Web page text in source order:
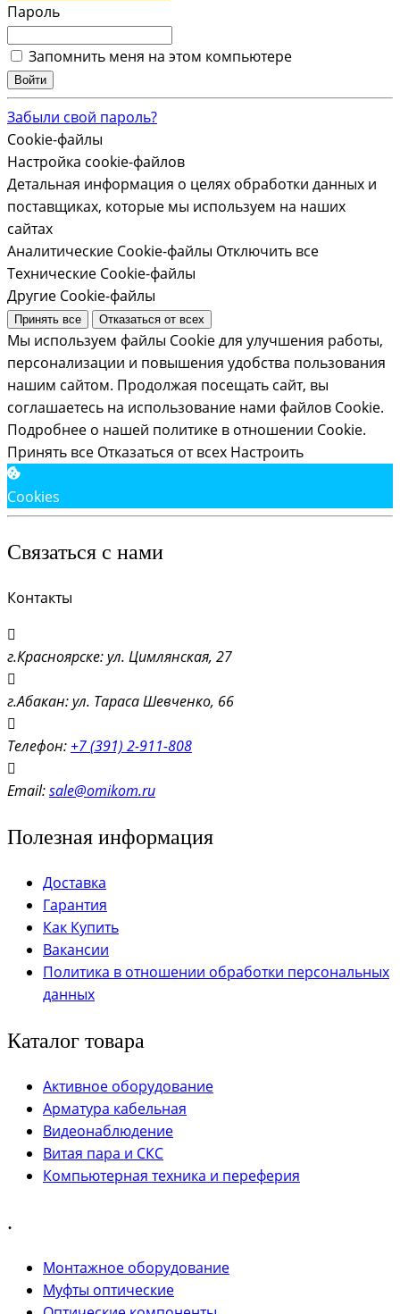
Пароль
Запомнить меня на этом компьютере
Забыли свой пароль?
Cookie-файлы
Настройка cookie-файлов
Детальная информация о целях обработки данных и
поставщиках, которые мы используем на наших
сайтах
Аналитические Cookie-файлы Отключить все
Технические Cookie-файлы
Другие Cookie-файлы
Принять все Отказаться от всех
Мы используем файлы Cookie для улучшения работы,
персонализации и повышения удобства пользования
нашим сайтом. Продолжая посещать сайт, вы
соглашаетесь на использование нами файлов Cookie.
Подробнее о нашей политике в отношении Cookie.
Принять все Отказаться от всех Настроить
Cookies
Связаться с нами
Контакты
г.Красноярске: ул. Цимлянская, 27
г.Абакан: ул. Тараса Шевченко, 66
Телефон: +7 (391) 2-911-808
Email:sale@omikom.ru
Полезная информация
Доставка
Гарантия
Как Купить
Вакансии
Политика в отношении обработки персональных
данных
Каталог товара
Активное оборудование
Арматура кабельная
Видеонаблюдение
Витая пара и СКС
Компьютерная техника и переферия
.
Монтажное оборудование
Муфты оптические